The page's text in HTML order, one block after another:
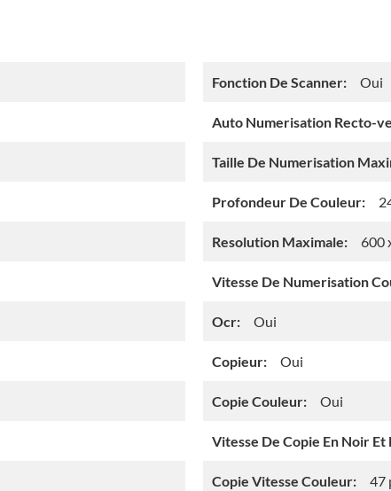
Fonction De Scanner: Oui
Auto Numerisation Recto-
Taille De Numerisation
Profondeur De Couleur:
Resolution Maximale: 600
Vitesse De Numerisation
Ocr: Oui
Copieur: Oui
Copie Couleur: Oui
Vitesse De Copie En Noir Et
Copie Vitesse Couleur: 47